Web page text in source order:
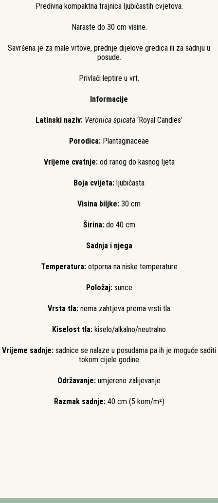
Predivna kompaktna trajnica ljubičastih cvjetova.
Naraste do 30 cm visine.
Savršena je za male vrtove, prednje dijelove gredica ili za sadnju u
posude.
Privlači leptire u vrt.
Informacije
Latinski naziv: Veronica spicata ‘Royal Candles’
Porodica: Plantaginaceae
Vrijeme cvatnje:od ranog do kasnog ljeta
Boja cvijeta: ljubičasta
Visina biljke: 30 cm
Širina:do 40 cm
Sadnja i njega
Temperatura: otporna na niske temperature
Položaj: sunce
Vrsta tla: nema zahtjeva prema vrsti tla
Kiselost tla: kiselo/alkalno/neutralno
Vrijeme sadnje: sadnice se nalaze u posudama pa ih je moguće saditi
tokom cijele godine
Održavanje: umjereno zalijevanje
Razmak sadnje:40 cm (5 kom/m²)